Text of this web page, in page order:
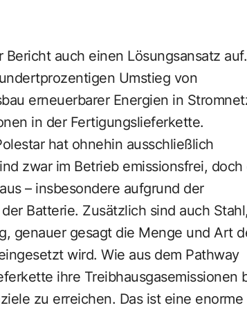
auch einen Lösungsansatz auf.
Umstieg von
erneuerbarer Energien in
in der Fertigungslieferkette.
hat ohnehin ausschließlich
zwar im Betrieb emissionsfrei, doch
– insbesondere aufgrund der
Batterie. Zusätzlich sind auch Stahl,
genauer gesagt die Menge und Art
wird. Wie aus dem Pathway
ihre Treibhausgasemissionen
zu erreichen. Das ist eine enorme